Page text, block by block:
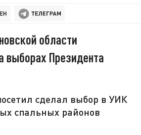
области
выборах Президента
сделал выбор в УИК
спальных районов